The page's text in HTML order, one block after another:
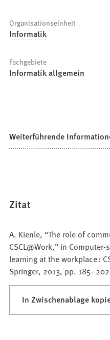
Organisationseinheit
Informatik
Fachgebiete
Informatik allgemein
Weiterführende
Zitat
A. Kienle, “The role of
CSCL@Work,” in
learning at the workplace :
Springer, 2013, pp.
In Zwischenablage